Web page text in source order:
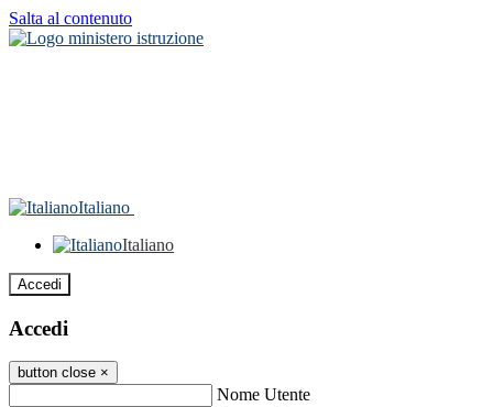
Salta al contenuto
Italiano
Italiano
Accedi
Accedi
button close ×
Nome Utente